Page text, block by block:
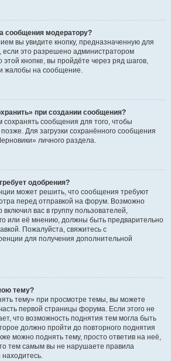
сообщения модератору?
вы увидите кнопку, предназначенную для
если это разрешено администратором
кнопке, вы пройдёте через ряд шагов,
жалобы на сообщение.
при создании сообщения?
сохранять сообщения для того, чтобы
Для загрузки сохранённого сообщения
личного раздела.
одобрения?
может решить, что сообщения требуют
перед отправкой на форум. Возможно
вас в группу пользователей,
или её мнению, должны быть предварительно
Пожалуйста, свяжитесь с
для получения дополнительной
тему?
тему» при просмотре темы, вы можете
первой страницы форума. Если этого не
что возможность поднятия тем могла быть
должно пройти до повторного поднятия
можно поднять тему, просто ответив на неё,
тем самым вы не нарушаете правила